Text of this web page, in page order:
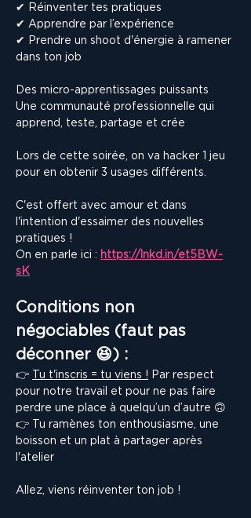
✔ Réinventer tes pratiques
✔ Apprendre par l’expérience
✔ Prendre un shoot d'énergie à ramener
dans ton job
Des micro-apprentissages puissants
Une communauté professionnelle qui
apprend, teste, partage et crée
Lors de cette soirée, on va hacker 1 jeu
pour en obtenir 3 usages différents.
C'est offert avec amour et dans
l'intention d'essaimer des nouvelles
pratiques !
On en parle ici : https://lnkd.in/et5BW-
sK
Conditions non
négociables (faut pas
déconner 😆) :
👉 Tu t'inscris = tu viens ! Par respect
pour notre travail et pour ne pas faire
perdre une place à quelqu’un d’autre 🙃
👉 Tu ramènes ton enthousiasme, une
boisson et un plat à partager après
l'atelier
Allez, viens réinventer ton job !